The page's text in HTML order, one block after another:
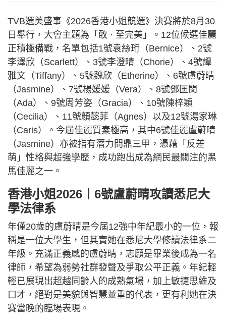
TVB選美盛事《2026香港小姐競選》決賽將於8月30
日舉行，大會主題為「敢 · 至完美」。12位候選佳麗
正積極備戰，名單包括1號袁絲珩（Bernice）、2號
李澤欣（Scarlett）、3號李澄晴（Chorie）、4號譚
雅文（Tiffany）、5號魏欣（Etherine）、6號盧蔚晴
（Jasmine）、7號楊媛媛（Vera）、8號鄧匡閔
（Ada）、9號周芳姿（Gracia）、10號陳梓穎
（Cecilia）、11號顏懿菲（Agnes）以及12號湯家琳
（Caris）。今屆佳麗質素極高，其中6號佳麗盧蔚晴
（Jasmine）亦被指有潛力問鼎三甲，憑藉「反差
萌」性格與超強學歷，成功跑出成為網民最關注的黑
馬佳麗之一。
香港小姐2026丨6號盧蔚晴攻讀悉尼大
學法律系
年僅20歲的盧蔚晴是今屆12強中年紀最小的一位，報
稱是一位大學生，但其實她在悉尼大學修讀法律系二
年級。充滿正義感的盧蔚晴，志願是畢業後成為一名
律師，希望為弱勢社群發聲及爭取公平正義。年紀輕
輕已展現出超越同齡人的成熟氣場，加上敏捷思維及
口才，絕對是美貌與智慧並重的代表，更有利她在決
賽當晚的臨場表現。